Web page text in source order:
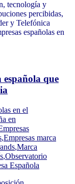
tecnología y
percibidas,
y Telefónica
españolas en
que
en el
en
,Empresas marca
,Marca
,Observatorio
Española